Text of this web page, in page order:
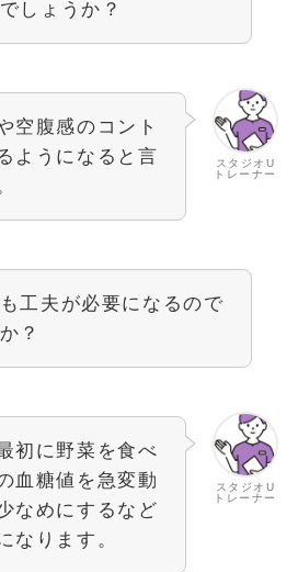
しょうか？
スタジオU
トレーナー
空腹感のコント
ようになると言
工夫が必要になるので
？
スタジオU
トレーナー
初に野菜を食べ
血糖値を急変動
なめにするなど
なります。